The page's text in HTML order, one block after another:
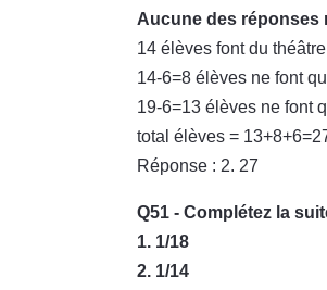
Aucune des réponses
14 élèves font du
14-6=8 élèves ne font
19-6=13 élèves ne font
total élèves =
Réponse : 2. 27
Q51 - Complétez la
1. 1/18
2. 1/14